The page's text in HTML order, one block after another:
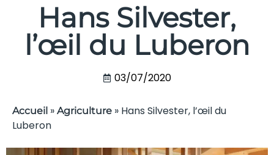
Hans Silvester,
l’œil du Luberon
03/07/2020
Accueil » Agriculture » Hans Silvester, l’œil du
Luberon